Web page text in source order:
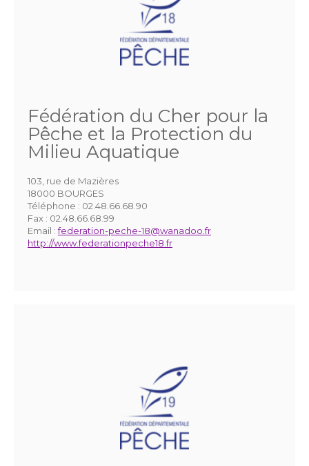
Fédération du Cher pour la
Pêche et la Protection du
Milieu Aquatique
103, rue de Mazières
18000 BOURGES
Téléphone : 02.48.66.68.90
Fax : 02.48.66.68.99
Email :federation-peche-18@wanadoo.fr
http://www.federationpeche18.fr